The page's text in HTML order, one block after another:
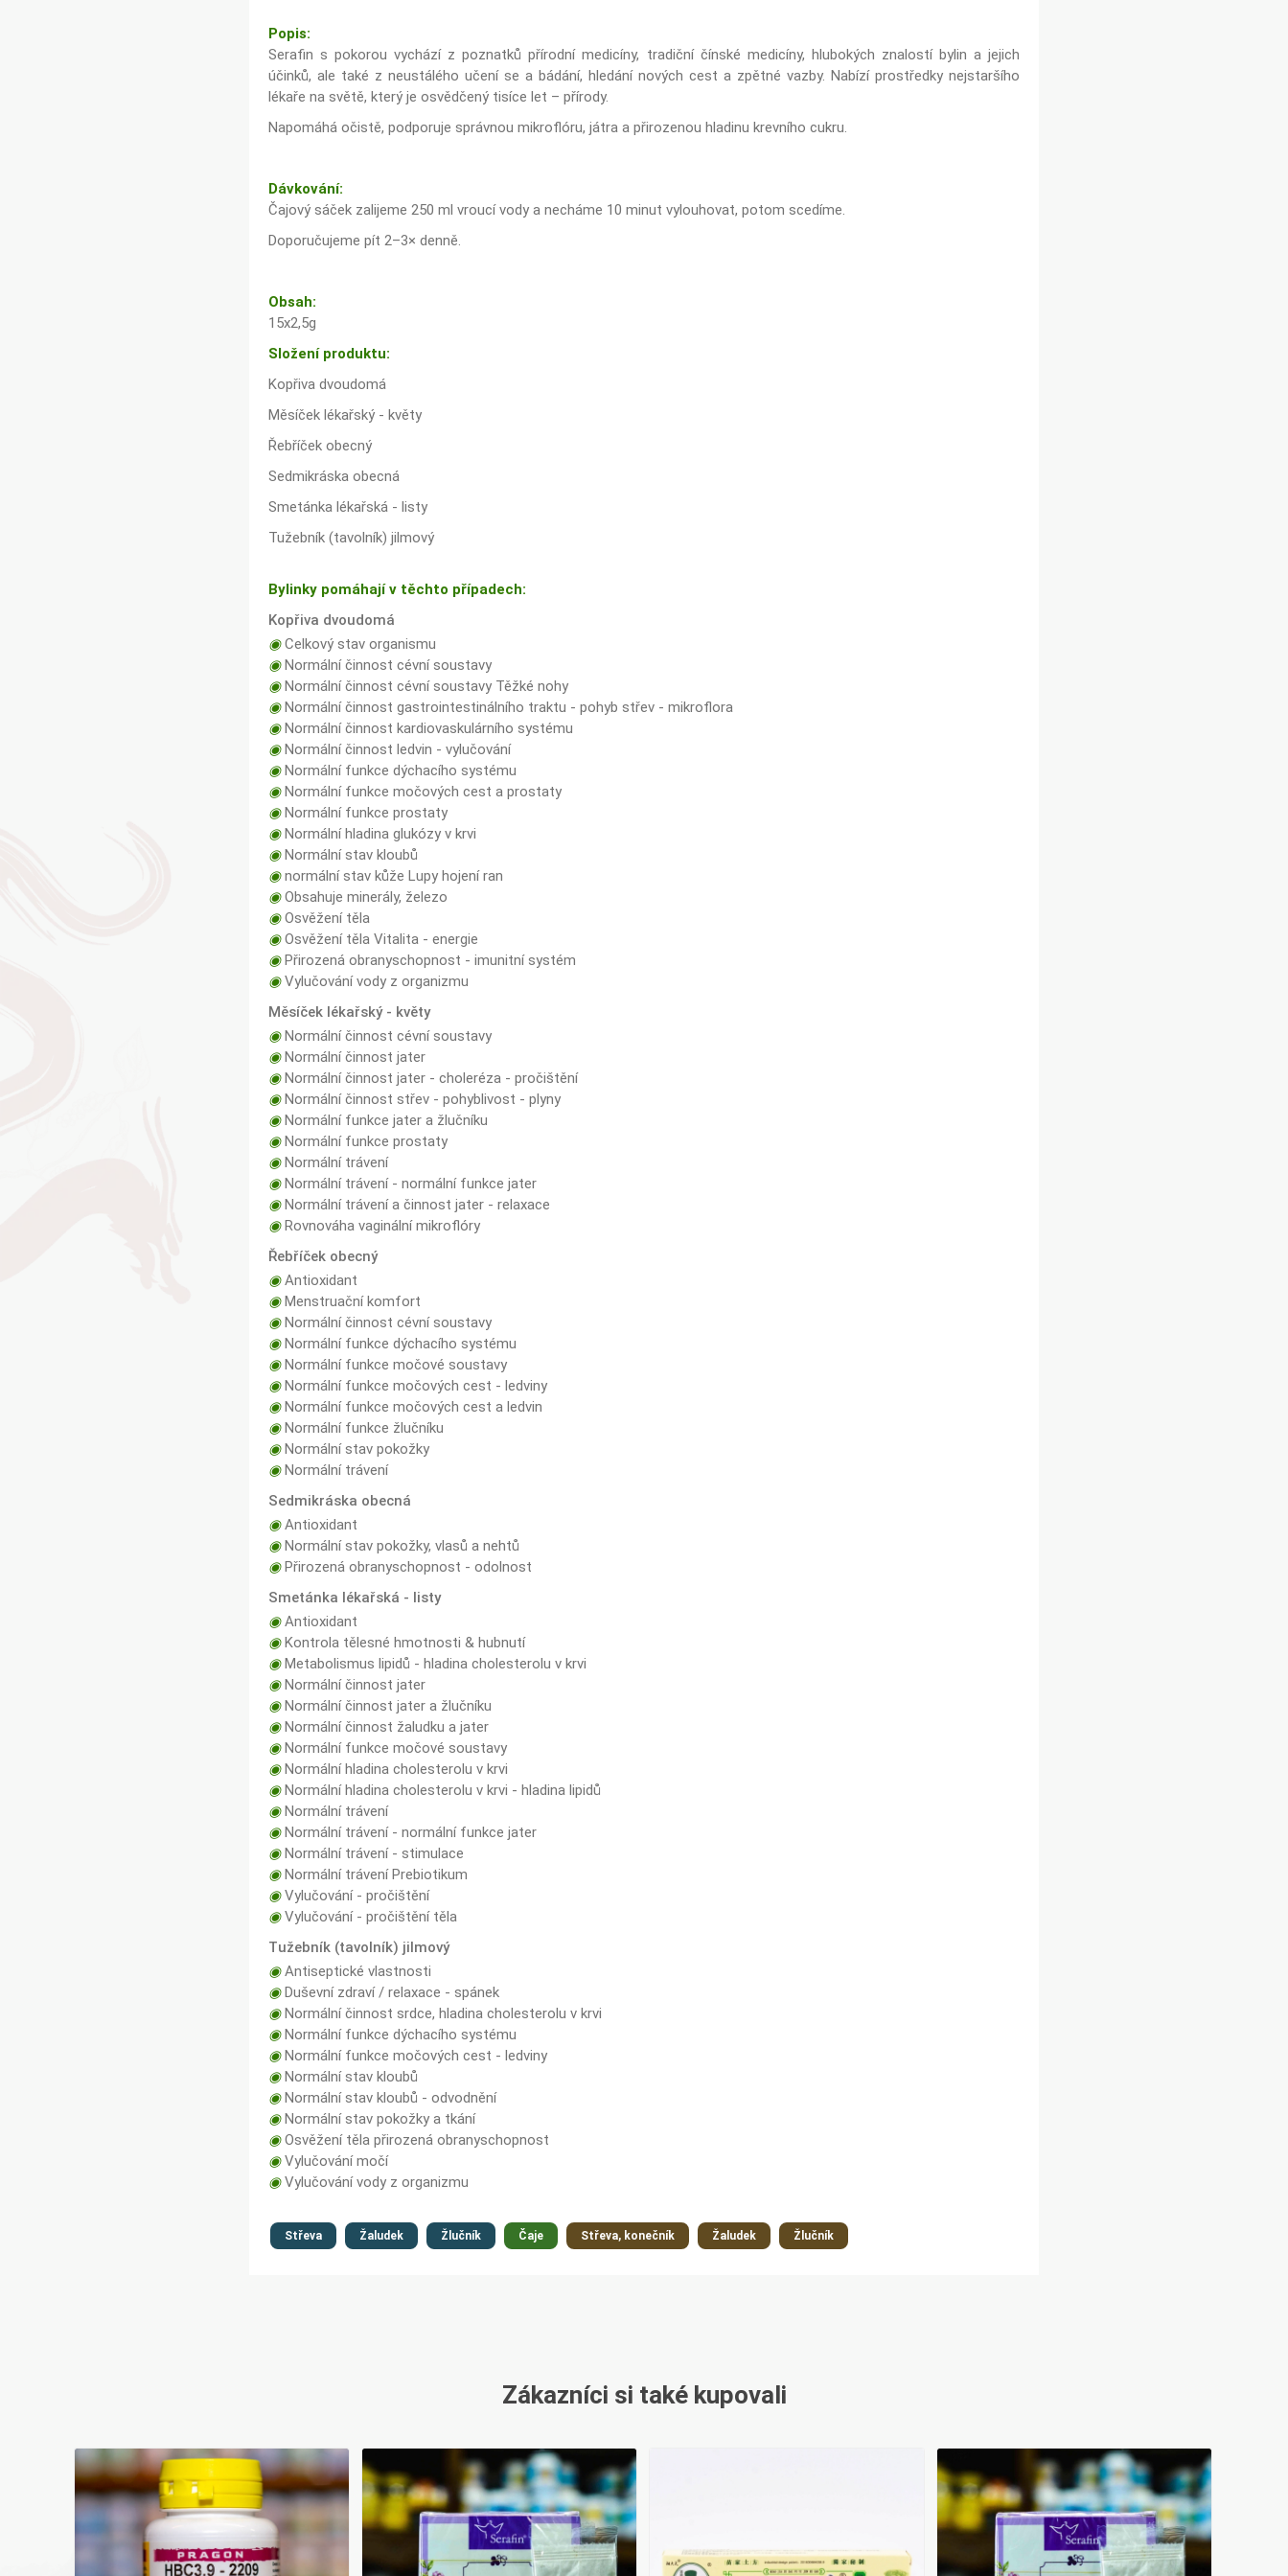
Popis:
Serafin s pokorou vychází z poznatků přírodní medicíny, tradiční čínské medicíny, hlubokých znalostí bylin a jejich
účinků, ale také z neustálého učení se a bádání, hledání nových cest a zpětné vazby. Nabízí prostředky nejstaršího
lékaře na světě, který je osvědčený tisíce let – přírody.
Napomáhá očistě, podporuje správnou mikroflóru, játra a přirozenou hladinu krevního cukru.
Dávkování:
Čajový sáček zalijeme 250 ml vroucí vody a necháme 10 minut vylouhovat, potom scedíme.
Doporučujeme pít 2–3× denně.
Obsah:
15x2,5g
Složení produktu:
Kopřiva dvoudomá
Měsíček lékařský - květy
Řebříček obecný
Sedmikráska obecná
Smetánka lékařská - listy
Tužebník (tavolník) jilmový
Bylinky pomáhají v těchto případech:
Kopřiva dvoudomá
◉Celkový stav organismu
◉Normální činnost cévní soustavy
◉Normální činnost cévní soustavy Těžké nohy
◉Normální činnost gastrointestinálního traktu - pohyb střev - mikroflora
◉Normální činnost kardiovaskulárního systému
◉Normální činnost ledvin - vylučování
◉Normální funkce dýchacího systému
◉Normální funkce močových cest a prostaty
◉Normální funkce prostaty
◉Normální hladina glukózy v krvi
◉Normální stav kloubů
◉normální stav kůže Lupy hojení ran
◉Obsahuje minerály, železo
◉Osvěžení těla
◉Osvěžení těla Vitalita - energie
◉Přirozená obranyschopnost - imunitní systém
◉Vylučování vody z organizmu
Měsíček lékařský - květy
◉Normální činnost cévní soustavy
◉Normální činnost jater
◉Normální činnost jater - choleréza - pročištění
◉Normální činnost střev - pohyblivost - plyny
◉Normální funkce jater a žlučníku
◉Normální funkce prostaty
◉Normální trávení
◉Normální trávení - normální funkce jater
◉Normální trávení a činnost jater - relaxace
◉Rovnováha vaginální mikroflóry
Řebříček obecný
◉Antioxidant
◉Menstruační komfort
◉Normální činnost cévní soustavy
◉Normální funkce dýchacího systému
◉Normální funkce močové soustavy
◉Normální funkce močových cest - ledviny
◉Normální funkce močových cest a ledvin
◉Normální funkce žlučníku
◉Normální stav pokožky
◉Normální trávení
Sedmikráska obecná
◉Antioxidant
◉Normální stav pokožky, vlasů a nehtů
◉Přirozená obranyschopnost - odolnost
Smetánka lékařská - listy
◉Antioxidant
◉Kontrola tělesné hmotnosti & hubnutí
◉Metabolismus lipidů - hladina cholesterolu v krvi
◉Normální činnost jater
◉Normální činnost jater a žlučníku
◉Normální činnost žaludku a jater
◉Normální funkce močové soustavy
◉Normální hladina cholesterolu v krvi
◉Normální hladina cholesterolu v krvi - hladina lipidů
◉Normální trávení
◉Normální trávení - normální funkce jater
◉Normální trávení - stimulace
◉Normální trávení Prebiotikum
◉Vylučování - pročištění
◉Vylučování - pročištění těla
Tužebník (tavolník) jilmový
◉Antiseptické vlastnosti
◉Duševní zdraví / relaxace - spánek
◉Normální činnost srdce, hladina cholesterolu v krvi
◉Normální funkce dýchacího systému
◉Normální funkce močových cest - ledviny
◉Normální stav kloubů
◉Normální stav kloubů - odvodnění
◉Normální stav pokožky a tkání
◉Osvěžení těla přirozená obranyschopnost
◉Vylučování močí
◉Vylučování vody z organizmu
Střeva Žaludek Žlučník Čaje Střeva, konečník Žaludek Žlučník
Zákazníci si také kupovali